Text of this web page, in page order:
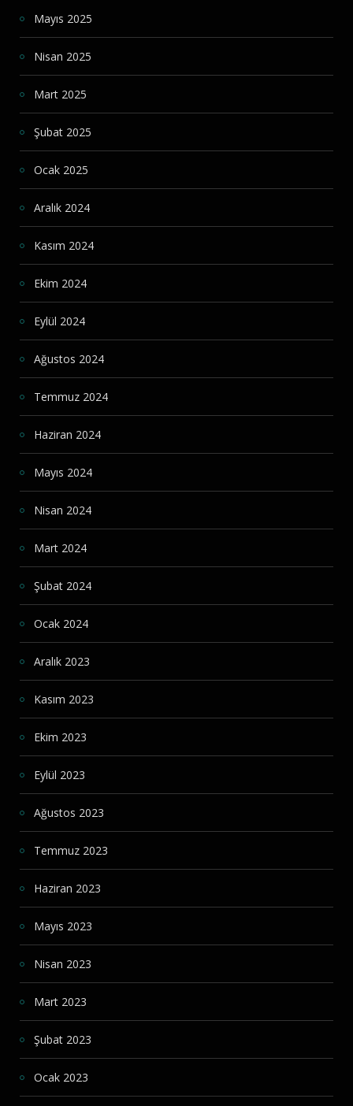
Mayıs 2025
Nisan 2025
Mart 2025
Şubat 2025
Ocak 2025
Aralık 2024
Kasım 2024
Ekim 2024
Eylül 2024
Ağustos 2024
Temmuz 2024
Haziran 2024
Mayıs 2024
Nisan 2024
Mart 2024
Şubat 2024
Ocak 2024
Aralık 2023
Kasım 2023
Ekim 2023
Eylül 2023
Ağustos 2023
Temmuz 2023
Haziran 2023
Mayıs 2023
Nisan 2023
Mart 2023
Şubat 2023
Ocak 2023